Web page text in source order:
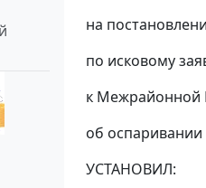
на
по исковому
к Межрайонной
об
УСТАНОВИЛ: